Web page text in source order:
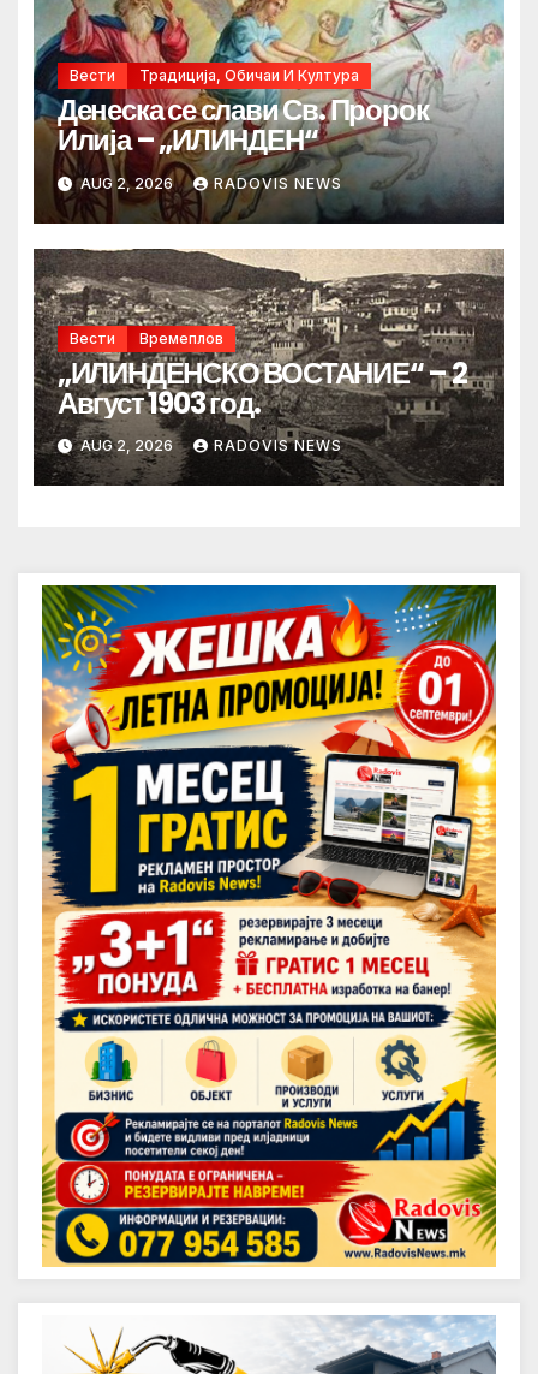
Вести Традиција, Обичаи И Култура
Денеска се слави Св. Пророк
Илија – „ИЛИНДЕН“
AUG 2, 2026 RADOVIS NEWS
Вести Времеплов
„ИЛИНДЕНСКО ВОСТАНИЕ“ – 2
Август 1903 год.
AUG 2, 2026 RADOVIS NEWS